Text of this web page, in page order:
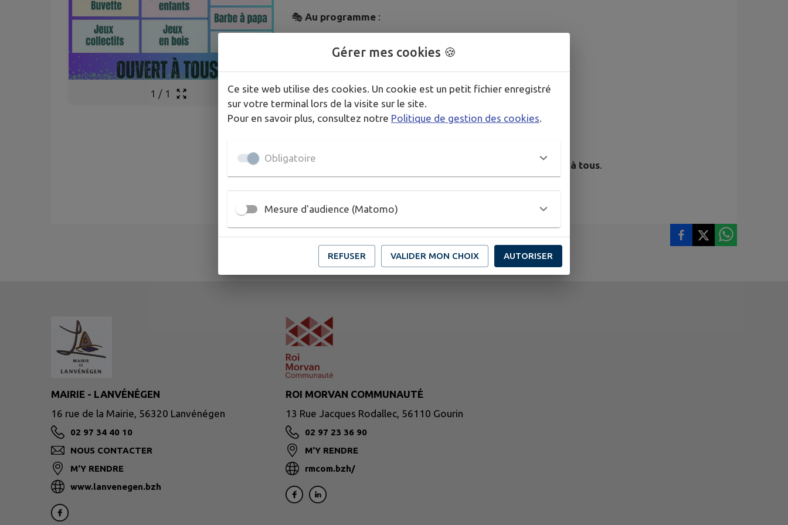
1 / 1
🎭 Au programme :
Jeux en bois, jeux collectifs
Maquillage, barbe à papa
🎈 Un moment festif et convivial pour toute la famille, ouvert à tous.
MAIRIE - LANVÉNÉGEN
16 rue de la Mairie, 56320 Lanvénégen
02 97 34 40 10
NOUS CONTACTER
M'Y RENDRE
www.lanvenegen.bzh
ROI MORVAN COMMUNAUTÉ
13 Rue Jacques Rodallec, 56110 Gourin
02 97 23 36 90
M'Y RENDRE
rmcom.bzh/
Gérer mes cookies 🍪
Ce site web utilise des cookies. Un cookie est un petit fichier enregistré
sur votre terminal lors de la visite sur le site.
Pour en savoir plus, consultez notre Politique de gestion des cookies
Obligatoire
Mesure d'audience (Matomo)
REFUSER VALIDER MON CHOIX AUTORISER